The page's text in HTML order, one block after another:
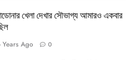
খেলা দেখার সৌভাগ্য আমারও একবার
Years Ago 0